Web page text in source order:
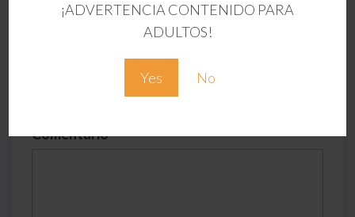
¡ADVERTENCIA CONTENIDO PARA
ADULTOS!
Yes No
Deja una respuesta
Tu dirección de correo electrónico no será
Los campos obligatorios están
Comentario*